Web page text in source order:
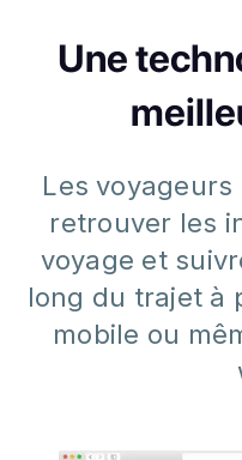
Une
Les
retrouver les
voyage et
long du trajet à
mobile ou